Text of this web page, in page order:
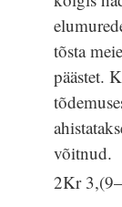
tõsta
päästet.
võitnud.
2Kr